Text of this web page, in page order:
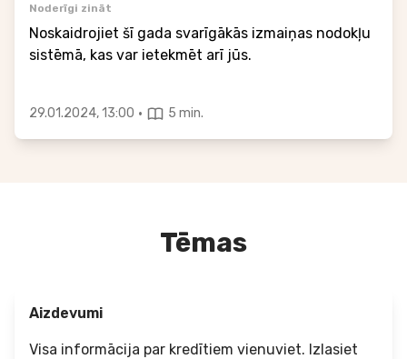
Noderīgi zināt
Noskaidrojiet šī gada svarīgākās izmaiņas nodokļu
sistēmā, kas var ietekmēt arī jūs.
29.01.2024, 13:00 · 5 min.
Tēmas
Aizdevumi
Visa informācija par kredītiem vienuviet. Izlasiet